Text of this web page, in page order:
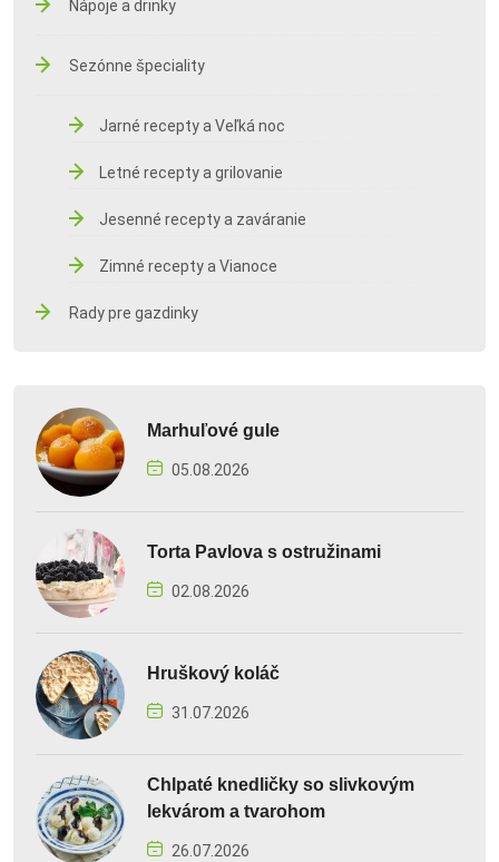
Nápoje a drinky
Sezónne špeciality
Jarné recepty a Veľká noc
Letné recepty a grilovanie
Jesenné recepty a zaváranie
Zimné recepty a Vianoce
Rady pre gazdinky
Marhuľové gule
05.08.2026
Torta Pavlova s ostružinami
02.08.2026
Hruškový koláč
31.07.2026
Chlpaté knedličky so slivkovým
lekvárom a tvarohom
26.07.2026